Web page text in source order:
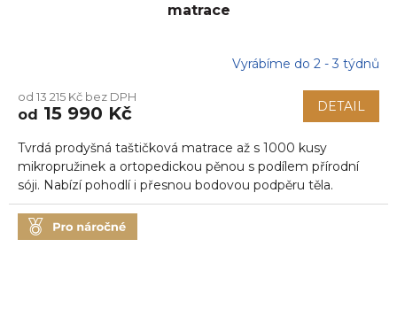
matrace
produktu
je
z
5
hvězdiček.
Vyrábíme do 2 - 3 týdnů
od 13 215 Kč bez DPH
od 15 990 Kč DETAIL
Tvrdá prodyšná taštičková matrace až s 1000 kusy
mikropružinek a ortopedickou pěnou s podílem přírodní
sóji. Nabízí pohodlí i přesnou bodovou podpěru těla.